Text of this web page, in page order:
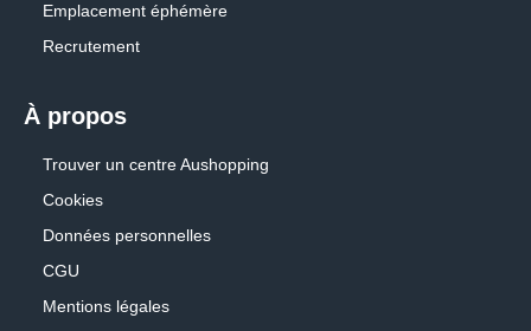
Emplacement éphémère
Recrutement
À propos
Trouver un centre Aushopping
Cookies
Données personnelles
CGU
Mentions légales